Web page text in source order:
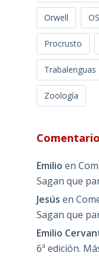
Orwell
Procrusto
Trabalenguas
Zoología
Emilio en
Sagan que
Jesús en
Sagan que
Emilio
6ª edición.